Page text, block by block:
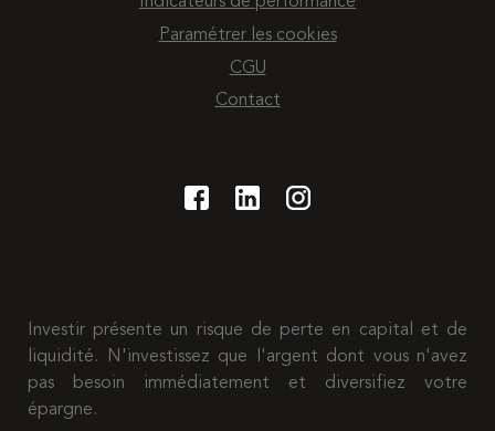
Paramétrer les cookies
CGU
Contact
Investir présente un risque de perte en capital et de
liquidité. N'investissez que l'argent dont vous n'avez
pas besoin immédiatement et diversifiez votre
épargne.